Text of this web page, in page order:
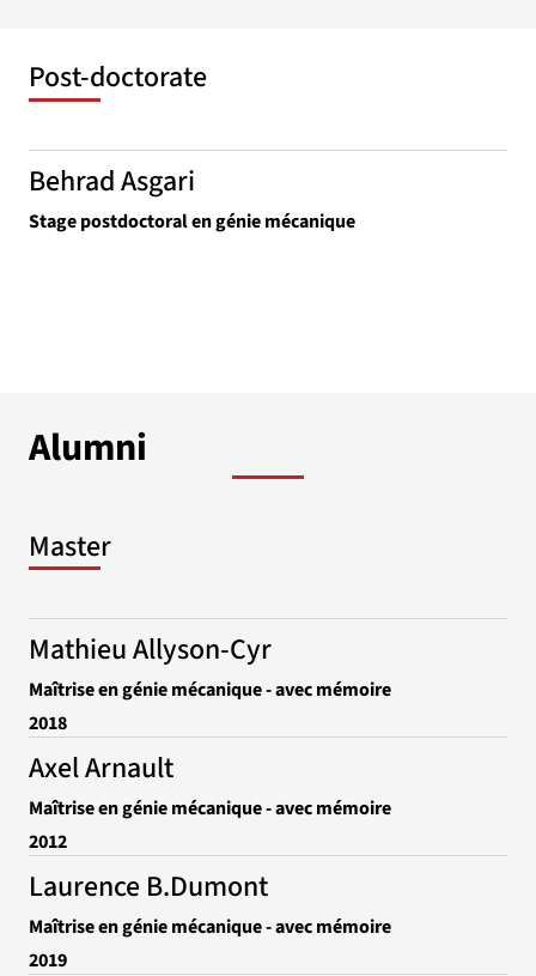
Alumni
Master
Mathieu Allyson-Cyr
Maîtrise en génie mécanique - avec mémoire
2018
Axel Arnault
Maîtrise en génie mécanique - avec mémoire
2012
Laurence B.Dumont
Maîtrise en génie mécanique - avec mémoire
2019
Post-doctorate
Behrad Asgari
Stage postdoctoral en génie mécanique